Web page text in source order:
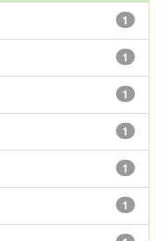
1
1
1
1
1
1